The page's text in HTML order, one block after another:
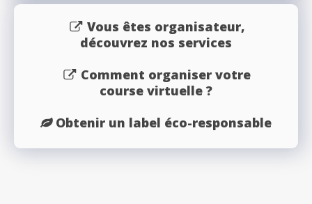
Vous êtes organisateur,
découvrez nos services
Comment organiser votre
course virtuelle ?
Obtenir un label éco-responsable